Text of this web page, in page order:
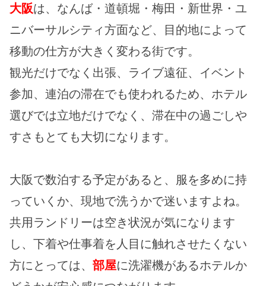
大阪は、なんば・道頓堀・梅田・新世界・ユ
ニバーサルシティ方面など、目的地によって
移動の仕方が大きく変わる街です。
観光だけでなく出張、ライブ遠征、イベント
参加、連泊の滞在でも使われるため、ホテル
選びでは立地だけでなく、滞在中の過ごしや
すさもとても大切になります。
大阪で数泊する予定があると、服を多めに持
っていくか、現地で洗うかで迷いますよね。
共用ランドリーは空き状況が気になります
し、下着や仕事着を人目に触れさせたくない
方にとっては、 部屋に洗濯機があるホテルか